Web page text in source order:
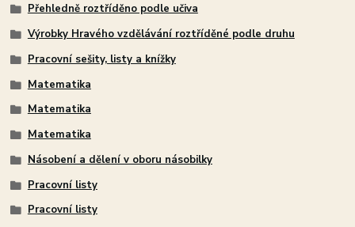
Přehledně roztříděno podle učiva
Výrobky Hravého vzdělávání roztříděné podle druhu
Pracovní sešity, listy a knížky
Matematika
Matematika
Matematika
Násobení a dělení v oboru násobilky
Pracovní listy
Pracovní listy